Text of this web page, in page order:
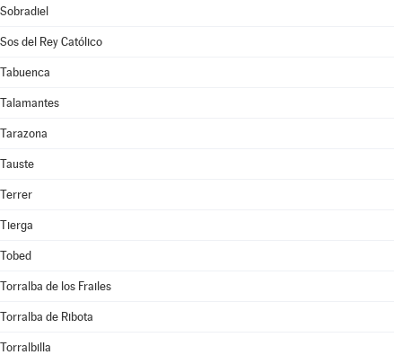
Sobradiel
Sos del Rey Católico
Tabuenca
Talamantes
Tarazona
Tauste
Terrer
Tierga
Tobed
Torralba de los Frailes
Torralba de Ribota
Torralbilla